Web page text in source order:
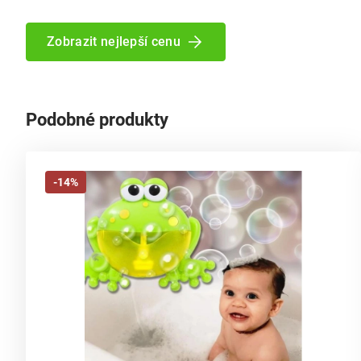
Zobrazit nejlepší cenu
Podobné produkty
-14%